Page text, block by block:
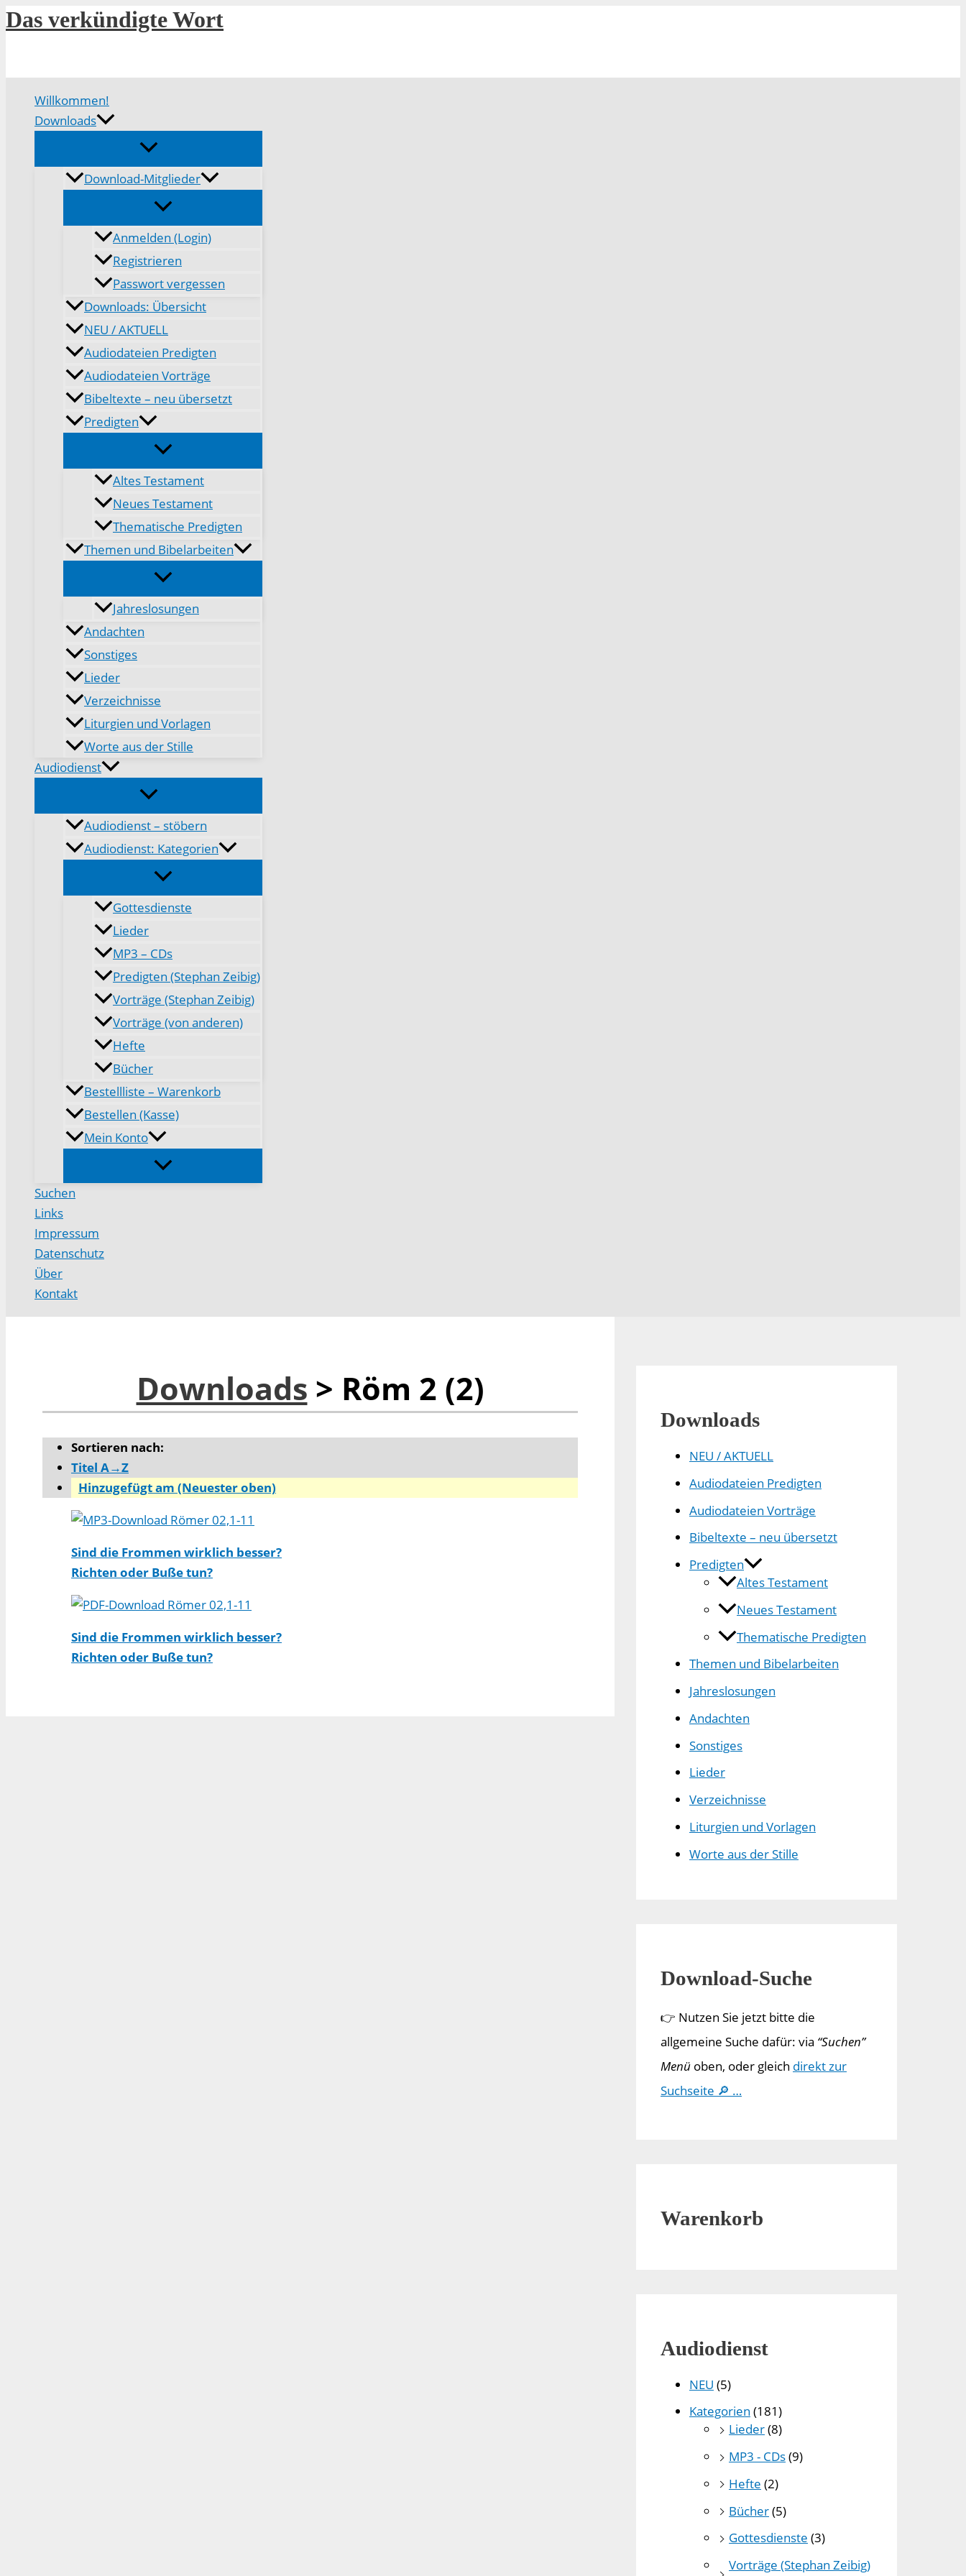
Zum
Inhalt
Das verkündigte Wort
Willkommen!
Downloads
Download-Mitglieder
Anmelden (Login)
Registrieren
Passwort vergessen
Downloads: Übersicht
NEU / AKTUELL
Audiodateien Predigten
Audiodateien Vorträge
Bibeltexte – neu übersetzt
Predigten
Altes Testament
Neues Testament
Thematische Predigten
Themen und Bibelarbeiten
Jahreslosungen
Andachten
Sonstiges
Lieder
Verzeichnisse
Liturgien und Vorlagen
Worte aus der Stille
Audiodienst
Audiodienst – stöbern
Audiodienst: Kategorien
Gottesdienste
Lieder
MP3 – CDs
Predigten (Stephan Zeibig)
Vorträge (Stephan Zeibig)
Vorträge (von anderen)
Hefte
Bücher
Bestellliste – Warenkorb
Bestellen (Kasse)
Mein Konto
Suchen
Links
Impressum
Datenschutz
Über
Kontakt
Downloads > Röm 2 (2)
Sortieren nach:
Titel A→Z
Hinzugefügt am (Neuester oben)
Römer 02,1-11
Sind die Frommen wirklich besser?
Richten oder Buße tun?
Römer 02,1-11
Sind die Frommen wirklich besser?
Richten oder Buße tun?
Downloads
NEU / AKTUELL
Audiodateien Predigten
Audiodateien Vorträge
Bibeltexte – neu übersetzt
Predigten
Altes Testament
Neues Testament
Thematische Predigten
Themen und Bibelarbeiten
Jahreslosungen
Andachten
Sonstiges
Lieder
Verzeichnisse
Liturgien und Vorlagen
Worte aus der Stille
Download-Suche
👉 Nutzen Sie jetzt bitte die
allgemeine Suche dafür: via “Suchen”
Menü oben, oder gleich direkt zur
Suchseite 🔎 …
Warenkorb
Audiodienst
NEU (5)
Kategorien (181)
Lieder(8)
MP3 - CDs(9)
Hefte (2)
Bücher(5)
Gottesdienste (3)
Vorträge (Stephan Zeibig)